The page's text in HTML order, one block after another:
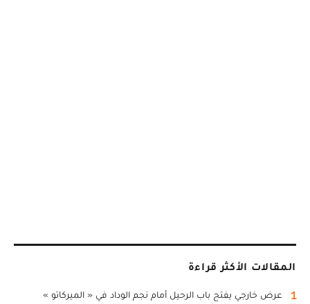
المقالات الأكثر قراءة
1 عرض خارجي يفتح باب الرحيل أمام نجم الوداد في « الميركاتو »